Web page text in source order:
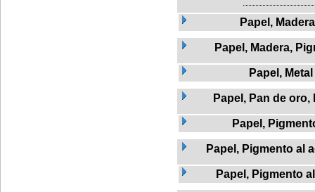
Papel, Madera
Papel, Madera,
Papel, Metal
Papel, Pan de oro,
Papel,
Papel, Pigmento al
Papel, Pigmento